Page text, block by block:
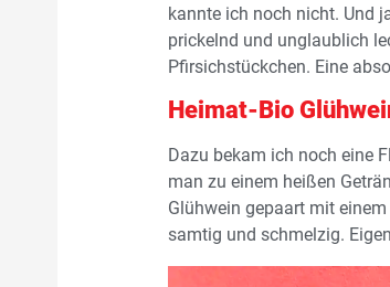
kannte ich noch nicht. Und
prickelnd und unglaublich
Pfirsichstückchen. Eine
Heimat-Bio
Dazu bekam ich noch eine
man zu einem heißen
Glühwein gepaart mit
samtig und schmelzig.